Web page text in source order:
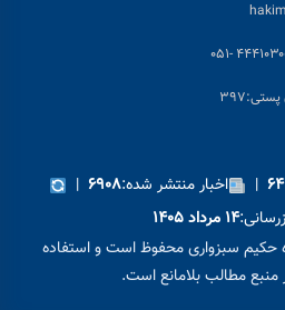
| اخبار منتشر شده:۶۹۰۸ |
۱۴ مرداد ۱۴۰۵
حکیم سبزواری محفوظ است و استفاده
منبع مطالب بلامانع است.